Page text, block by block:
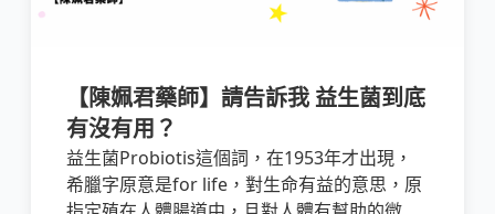
【陳姵君藥師】請告訴我 益生菌到底
有沒有用？
益生菌Probiotis這個詞，在1953年才出現，
希臘字原意是for life，對生命有益的意思，原